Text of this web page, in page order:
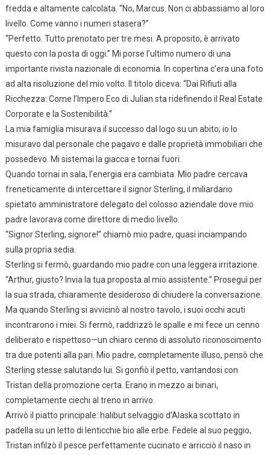
fredda e altamente calcolata. “No, Marcus. Non ci abbassiamo al loro
livello. Come vanno i numeri stasera?”
“Perfetto. Tutto prenotato per tre mesi. A proposito, è arrivato
questo con la posta di oggi.” Mi porse l’ultimo numero di una
importante rivista nazionale di economia. In copertina c’era una foto
ad alta risoluzione del mio volto. Il titolo diceva: “Dai Rifiuti alla
Ricchezza: Come l’Impero Eco di Julian sta ridefinendo il Real Estate
Corporate e la Sostenibilità.”
La mia famiglia misurava il successo dal logo su un abito; io lo
misuravo dal personale che pagavo e dalle proprietà immobiliari che
possedevo. Mi sistemai la giacca e tornai fuori.
Quando tornai in sala, l’energia era cambiata. Mio padre cercava
freneticamente di intercettare il signor Sterling, il miliardario
spietato amministratore delegato del colosso aziendale dove mio
padre lavorava come direttore di medio livello.
“Signor Sterling, signore!” chiamò mio padre, quasi inciampando
sulla propria sedia.
Sterling si fermò, guardando mio padre con una leggera irritazione.
“Arthur, giusto? Invia la tua proposta al mio assistente.” Proseguì per
la sua strada, chiaramente desideroso di chiudere la conversazione.
Ma quando Sterling si avvicinò al nostro tavolo, i suoi occhi acuti
incontrarono i miei. Si fermò, raddrizzò le spalle e mi fece un cenno
deliberato e rispettoso—un chiaro cenno di assoluto riconoscimento
tra due potenti alla pari. Mio padre, completamente illuso, pensò che
Sterling stesse salutando lui. Si gonfiò il petto, vantandosi con
Tristan della promozione certa. Erano in mezzo ai binari,
completamente ciechi al treno in arrivo.
Arrivò il piatto principale: halibut selvaggio d’Alaska scottato in
padella su un letto di lenticchie bio alle erbe. Fedele al suo peggio,
Tristan infilzò il pesce perfettamente cucinato e arricciò il naso in